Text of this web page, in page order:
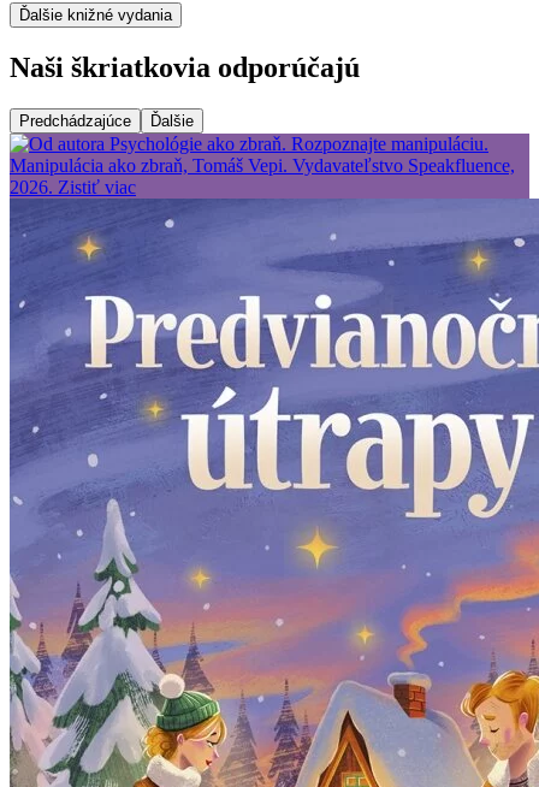
Ďalšie knižné vydania
Naši škriatkovia odporúčajú
Predchádzajúce Ďalšie